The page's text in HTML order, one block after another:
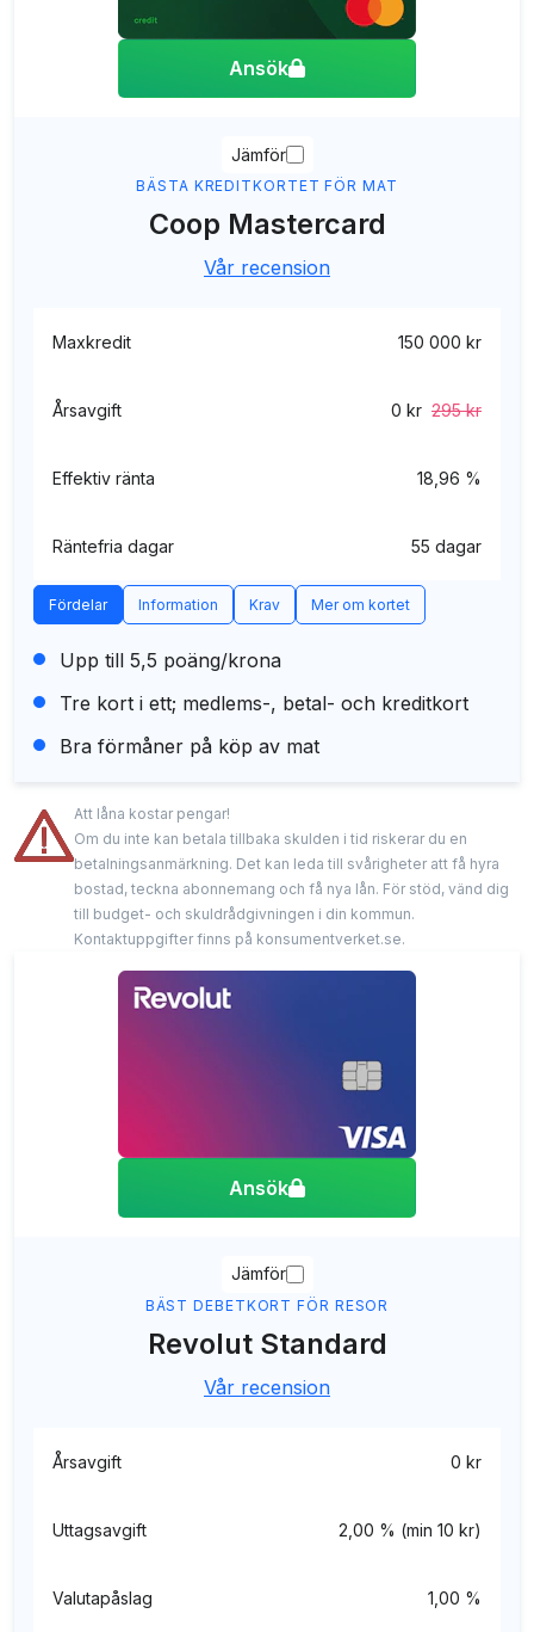
Ansök
BÄSTA KREDITKORTET FÖR MAT
Jämför
Coop Mastercard
Vår recension
Maxkredit 150 000 kr
Årsavgift 0 kr 295 kr
Effektiv ränta 18,96 %
Räntefria dagar 55 dagar
Fördelar Information Krav Mer om kortet
Upp till 5,5 poäng/krona
Tre kort i ett; medlems-, betal- och kreditkort
Bra förmåner på köp av mat
Att låna kostar pengar!
Om du inte kan betala tillbaka skulden i tid riskerar du en
betalningsanmärkning. Det kan leda till svårigheter att få hyra
bostad, teckna abonnemang och få nya lån. För stöd, vänd dig
till budget- och skuldrådgivningen i din kommun.
Kontaktuppgifter finns på konsumentverket.se.
Ansök
BÄST DEBETKORT FÖR RESOR
Jämför
Revolut Standard
Vår recension
Årsavgift 0 kr
Uttagsavgift 2,00 % (min 10 kr)
Valutapåslag 1,00 %